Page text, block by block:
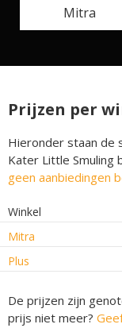
Mitra
Prijzen per
Hieronder staan de
Kater Little Smuling
geen aanbiedingen
Winkel
Mitra
Plus
De prijzen zijn
prijs niet meer?